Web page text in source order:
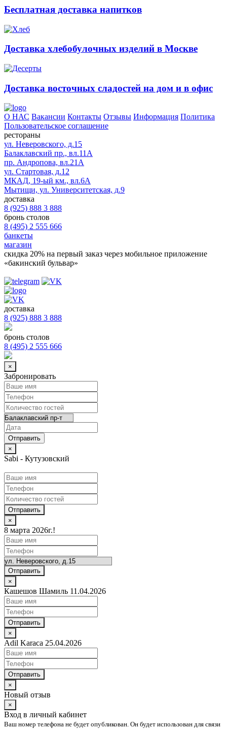
Бесплатная доставка напитков
Доставка хлебобулочных изделий в Москве
Доставка восточных сладостей на дом и в офис
О НАС Вакансии Контакты Отзывы Информация Политика
Пользовательское соглашение
рестораны
ул. Неверовского, д.15
Балаклавский пр., вл.11А
пр. Андропова, вл.21А
ул. Стартовая, д.12
МКАД, 19-ый км., вл.6А
Мытищи, ул. Университетская, д.9
доставка
8 (925) 888 3 888
бронь столов
8 (495) 2 555 666
банкеты
магазин
скидка 20% на первый заказ через мобильное приложение
«бакинский бульвар»
доставка
8 (925) 888 3 888
бронь столов
8 (495) 2 555 666
×
Забронировать
×
Sabi - Кутузовский
Отправить
×
8 марта 2026г.!
Отправить
×
Кашешов Шамиль 11.04.2026
Отправить
×
Adil Karaca 25.04.2026
Отправить
×
Новый отзыв
×
Вход в личный кабинет
Ваш номер телефона не будет опубликован. Он будет использован для связи